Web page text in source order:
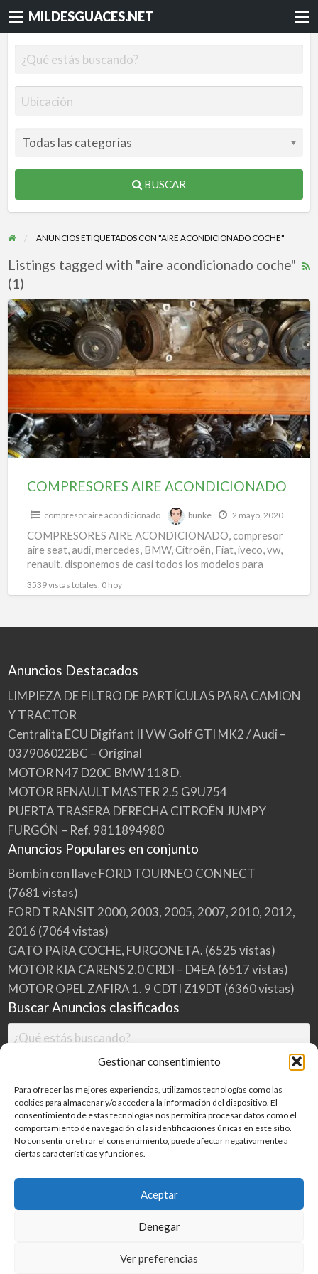
Gestionar consentimiento
Para ofrecer las mejores experiencias, utilizamos tecnologías como las
cookies para almacenar y/o acceder a la información del dispositivo. El
consentimiento de estas tecnologías nos permitirá procesar datos como el
comportamiento de navegación o las identificaciones únicas en este sitio.
No consentir o retirar el consentimiento, puede afectar negativamente a
ciertas características y funciones.
Aceptar
Denegar
Ver preferencias
MILDESGUACES.NET
BUSCAR
ANUNCIOS ETIQUETADOS CON "AIRE ACONDICIONADO COCHE"
Listings tagged with "aire acondicionado coche"
(1)
COMPRESORES
AIRE
ACONDICIONADO
COMPRESORES AIRE ACONDICIONADO
compresor aire acondicionado bunke 2 mayo, 2020
COMPRESORES AIRE ACONDICIONADO, compresor
aire seat, audi, mercedes, BMW, Citroën, Fiat, iveco, vw,
renault, disponemos de casi todos los modelos para
3539 vistas totales, 0 hoy
Anuncios Destacados
LIMPIEZA DE FILTRO DE PARTÍCULAS PARA CAMION
Y TRACTOR
Centralita ECU Digifant II VW Golf GTI MK2 / Audi –
037906022BC – Original
MOTOR N47 D20C BMW 118 D.
MOTOR RENAULT MASTER 2.5 G9U754
PUERTA TRASERA DERECHA CITROËN JUMPY
FURGÓN – Ref. 9811894980
Anuncios Populares en conjunto
Bombín con llave FORD TOURNEO CONNECT
(7681 vistas)
FORD TRANSIT 2000, 2003, 2005, 2007, 2010, 2012,
2016 (7064 vistas)
GATO PARA COCHE, FURGONETA. (6525 vistas)
MOTOR KIA CARENS 2.0 CRDI – D4EA (6517 vistas)
MOTOR OPEL ZAFIRA 1. 9 CDTI Z19DT (6360 vistas)
Buscar Anuncios clasificados